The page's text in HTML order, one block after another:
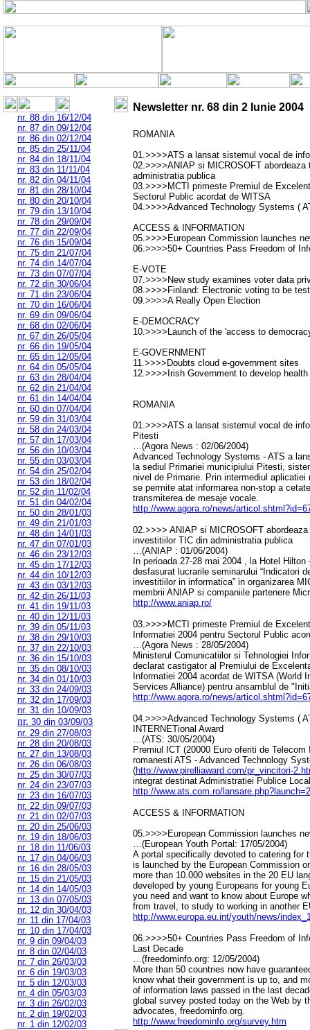
nr. 88 din 16/12/04
nr. 87 din 09/12/04
nr. 86 din 02/12/04
nr. 85 din 25/11/04
nr. 84 din 18/11/04
nr. 83 din 11/11/04
nr. 82 din 04/11/04
nr. 81 din 28/10/04
nr. 80 din 20/10/04
nr. 79 din 13/10/04
nr. 78 din 29/09/04
nr. 77 din 22/09/04
nr. 76 din 15/09/04
nr. 75 din 21/07/04
nr. 74 din 14/07/04
nr. 73 din 07/07/04
nr. 72 din 30/06/04
nr. 71 din 23/06/04
nr. 70 din 16/06/04
nr. 69 din 09/06/04
nr. 68 din 02/06/04
nr. 67 din 26/05/04
nr. 66 din 19/05/04
nr. 65 din 12/05/04
nr. 64 din 05/05/04
nr. 63 din 28/04/04
nr. 62 din 21/04/04
nr. 61 din 14/04/04
nr. 60 din 07/04/04
nr. 59 din 31/03/04
nr. 58 din 24/03/04
nr. 57 din 17/03/04
nr. 56 din 10/03/04
nr. 55 din 03/03/04
nr. 54 din 25/02/04
nr. 53 din 18/02/04
nr. 52 din 11/02/04
nr. 51 din 04/02/04
nr. 50 din 28/01/03
nr. 49 din 21/01/03
nr. 48 din 14/01/03
nr. 47 din 07/01/03
nr. 46 din 23/12/03
nr. 45 din 17/12/03
nr. 44 din 10/12/03
nr. 43 din 03/12/03
nr. 42 din 26/11/03
nr. 41 din 19/11/03
nr. 40 din 12/11/03
nr. 39 din 05/11/03
nr. 38 din 29/10/03
nr. 37 din 22/10/03
nr. 36 din 15/10/03
nr. 35 din 08/10/03
nr. 34 din 01/10/03
nr. 33 din 24/09/03
nr. 32 din 17/09/03
nr. 31 din 10/09/03
nr. 30 din 03/09/03
nr. 29 din 27/08/03
nr. 28 din 20/08/03
nr. 27 din 13/08/03
nr. 26 din 06/08/03
nr. 25 din 30/07/03
nr. 24 din 23/07/03
nr. 23 din 16/07/03
nr. 22 din 09/07/03
nr. 21 din 02/07/03
nr. 20 din 25/06/03
nr. 19 din 18/06/03
nr. 18 din 11/06/03
nr. 17 din 04/06/03
nr. 16 din 28/05/03
nr. 15 din 21/05/03
nr. 14 din 14/05/03
nr. 13 din 07/05/03
nr. 12 din 30/04/03
nr. 11 din 17/04/03
nr. 10 din 17/04/03
nr. 9 din 09/04/03
nr. 8 din 02/04/03
nr. 7 din 26/03/03
nr. 6 din 19/03/03
nr. 5 din 12/03/03
nr. 4 din 05/03/03
nr. 3 din 26/02/03
nr. 2 din 19/02/03
nr. 1 din 12/02/03
Newsletter nr. 68 din 2 Iunie 2004
ROMANIA
01.>>>>ATS a lansat sistemul vocal de
02.>>>>ANIAP si MICROSOFT
administratia publica
03.>>>>MCTI primeste Premiul de
Sectorul Public acordat de WITSA
04.>>>>Advanced Technology Systems (
ACCESS & INFORMATION
05.>>>>European Commission launches
06.>>>>50+ Countries Pass Freedom of
E-VOTE
07.>>>>New study examines voter data
08.>>>>Finland: Electronic voting to be
09.>>>>A Really Open Election
E-DEMOCRACY
10.>>>>Launch of the 'access to
E-GOVERNMENT
11.>>>>Doubts cloud e-government sites
12.>>>>Irish Government to develop
ROMANIA
01.>>>>ATS a lansat sistemul vocal de
Pitesti
…(Agora News : 02/06/2004)
Advanced Technology Systems - ATS a
la sediul Primariei municipiului Pitesti,
nivel de Primarie. Prin intermediul aplicatiei
se permite atat informarea non-stop a
transmiterea de mesaje vocale.
http://www.agora.ro/news/
02.>>>> ANIAP si MICROSOFT
investitiilor TIC din administratia publica
…(ANIAP : 01/06/2004)
In perioada 27-28 mai 2004 , la Hotel
desfasurat lucrarile seminarului “Indicatori
investitiilor in informatica” in organizarea
membrii ANIAP si companiile partenere
http://www.aniap.ro/
03.>>>>MCTI primeste Premiul de
Informatiei 2004 pentru Sectorul Public
…(Agora News : 28/05/2004)
Ministerul Comunicatiilor si Tehnologiei
declarat castigator al Premiului de
Informatiei 2004 acordat de WITSA (World
Services Alliance) pentru ansamblul de
http://www.agora.ro/news/
04.>>>>Advanced Technology Systems (
INTERNETional Award
…(ATS: 30/05/2004)
Premiul ICT (20000 Euro oferiti de
romanesti ATS - Advanced Technology
(http://www.pirelliaward.com/pr_vincitori-
integrat destinat Administratiei Publice
http://www.ats.com.ro/
ACCESS & INFORMATION
05.>>>>European Commission launches
…(European Youth Portal: 17/05/2004)
A portal specifically devoted to catering for
is launched by the European Commission
more than 10.000 websites in the 20 EU
developed by young Europeans for young
you need and want to know about Europe
from travel, to study to working in another
http://www.europa.eu.int/youth/news/
06.>>>>50+ Countries Pass Freedom of
Last Decade
…(freedominfo.org: 12/05/2004)
More than 50 countries now have
know what their government is up to, and
of information laws passed in the last
global survey posted today on the Web by
advocates, freedominfo.org.
http://www.freedominfo.org/survey.htm